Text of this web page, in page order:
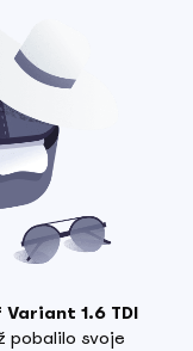
1.6 TDI
pobalilo svoje